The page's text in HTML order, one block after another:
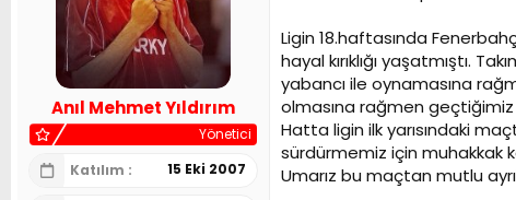
Anıl Mehmet Yıldırım
Yönetici
Katılım
15 Eki 2007
Ligin 18.haftasında
hayal kırıklığı yaşatmıştı.
yabancı ile oynamasına
olmasına rağmen geçtiğimiz
Hatta ligin ilk yarısındaki
sürdürmemiz için muhakkak
Umarız bu maçtan mutlu